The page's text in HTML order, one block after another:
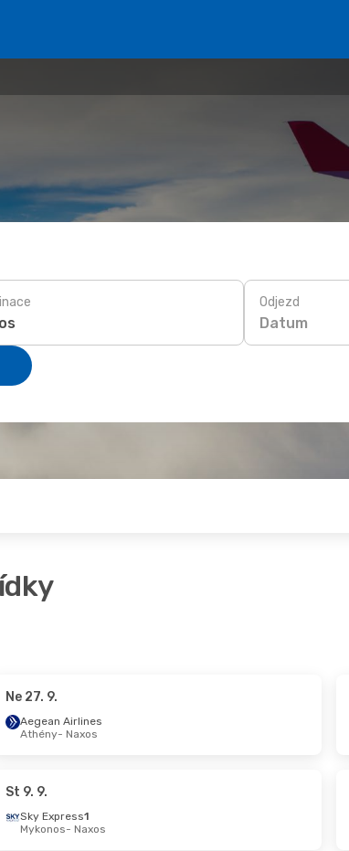
Odjezd
Datum
Aegean Airlines
St 28. 10.
Ne 27. 9.
Aegean Airlines
Athény- Naxos
St 9. 9.
Sky Express1
Mykonos- Naxos